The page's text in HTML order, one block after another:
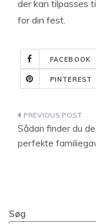
der kan tilpasses
for din fest.
FACEBOOK
PINTEREST
Sådan finder du de
perfekte
Søg